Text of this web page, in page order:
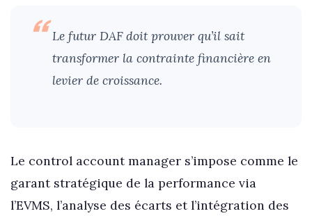
Le futur DAF doit prouver qu’il sait
transformer la contrainte financière en
levier de croissance.
Le control account manager s’impose comme le
garant stratégique de la performance via
l’EVMS, l’analyse des écarts et l’intégration des